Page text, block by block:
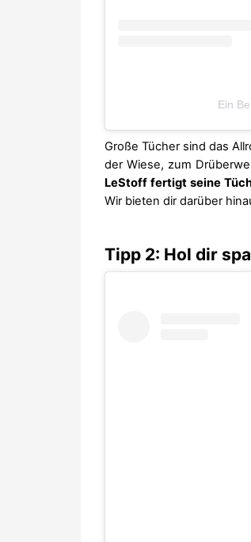
Ein
Große Tücher sind das
der Wiese, zum
LeStoff fertigt seine
Wir bieten dir darüber
Tipp 2: Hol dir